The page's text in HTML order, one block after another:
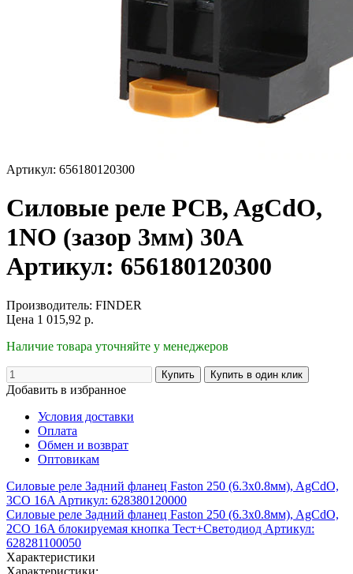
Артикул: 656180120300
Силовые реле PCB, AgCdO,
1NO (зазор 3мм) 30A
Артикул: 656180120300
Производитель: FINDER
Цена 1 015,92 р.
Наличие товара уточняйте у менеджеров
Добавить в избранное
Условия доставки
Оплата
Обмен и возврат
Оптовикам
Силовые реле Задний фланец Faston 250 (6.3x0.8мм), AgCdO,
3CO 16A Артикул: 628380120000
Силовые реле Задний фланец Faston 250 (6.3x0.8мм), AgCdO,
2CO 16A блокируемая кнопка Тест+Светодиод Артикул:
628281100050
Характеристики
Характеристики: